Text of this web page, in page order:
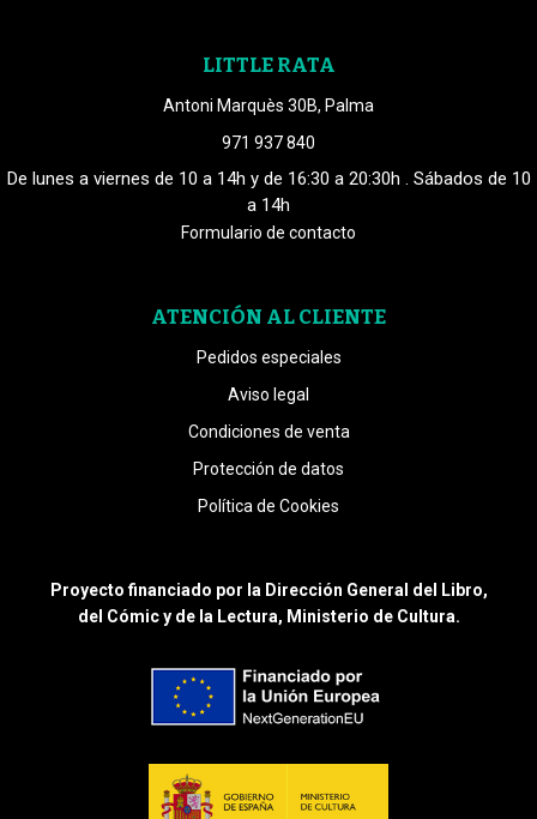
LITTLE RATA
Antoni Marquès 30B, Palma
971 937 840
De lunes a viernes de 10 a 14h y de 16:30 a 20:30h . Sábados de 10
a 14h
Formulario de contacto
ATENCIÓN AL CLIENTE
Pedidos especiales
Aviso legal
Condiciones de venta
Protección de datos
Política de Cookies
Proyecto financiado por la Dirección General del Libro,
del Cómic y de la Lectura, Ministerio de Cultura.